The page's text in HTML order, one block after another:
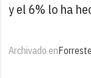
y el 6% lo ha
Archivado en